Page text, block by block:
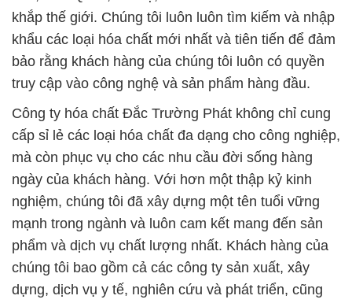
khắp thế giới. Chúng tôi luôn luôn tìm kiếm và nhập
khẩu các loại hóa chất mới nhất và tiên tiến để đảm
bảo rằng khách hàng của chúng tôi luôn có quyền
truy cập vào công nghệ và sản phẩm hàng đầu.
Công ty hóa chất Đắc Trường Phát không chỉ cung
cấp sỉ lẻ các loại hóa chất đa dạng cho công nghiệp,
mà còn phục vụ cho các nhu cầu đời sống hàng
ngày của khách hàng. Với hơn một thập kỷ kinh
nghiệm, chúng tôi đã xây dựng một tên tuổi vững
mạnh trong ngành và luôn cam kết mang đến sản
phẩm và dịch vụ chất lượng nhất. Khách hàng của
chúng tôi bao gồm cả các công ty sản xuất, xây
dựng, dịch vụ y tế, nghiên cứu và phát triển, cũng